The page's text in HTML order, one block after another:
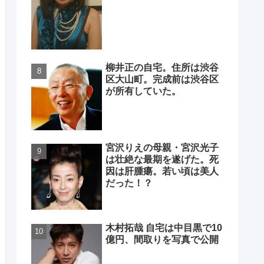
柳井正の自宅。住所は渋谷
区大山町。完成前は渋谷区
が所有していた。
宮沢りえの母親・宮沢光子
は壮絶な最期を遂げた。死
因は肝腫瘍。若い頃は美人
だった！？
木村拓哉 自宅は中目黒で10
億円、間取りを写真で公開